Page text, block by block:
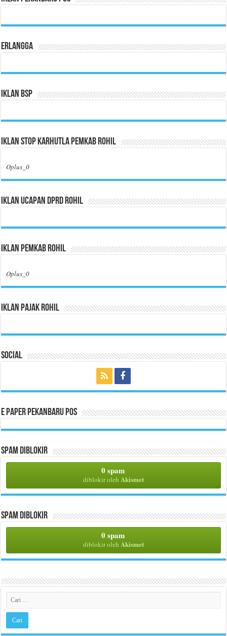
Erlangga
Iklan BSP
Iklan Stop Karhutla Pemkab Rohil
Oplus_0
Iklan Ucapan DPRD Rohil
Iklan Pemkab Rohil
Oplus_0
Iklan Pajak Rohil
Social
E Paper Pekanbaru Pos
Spam Diblokir
0 spam
diblokir oleh Akismet
Spam Diblokir
0 spam
diblokir oleh Akismet